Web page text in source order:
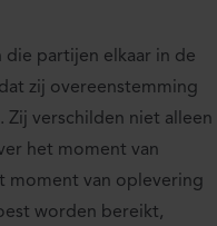
partijen elkaar in de
zij overeenstemming
Zij verschilden niet alleen
het moment van
moment van oplevering
worden bereikt,